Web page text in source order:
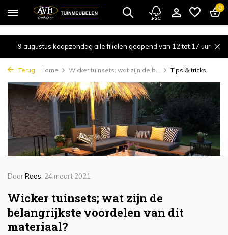
{!!% include 'snippets/cta.rain' %!!} 0
9 augustus koopzondag alle filialen geopend van 12 tot 17 uur
Terug Home Wicker tuinsets; wat zijn de b... Tips & tricks
DoorRoos , 24 maart 2021
Wicker tuinsets; wat zijn de
belangrijkste voordelen van dit
materiaal?